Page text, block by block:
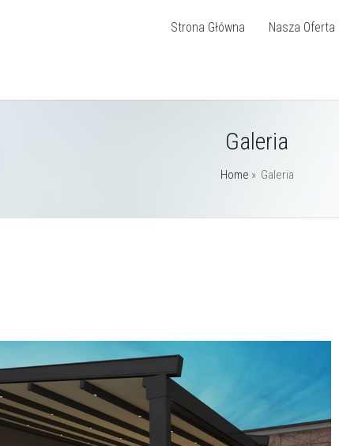
Strona Główna Nasza Oferta
Galeria
Home » Galeria